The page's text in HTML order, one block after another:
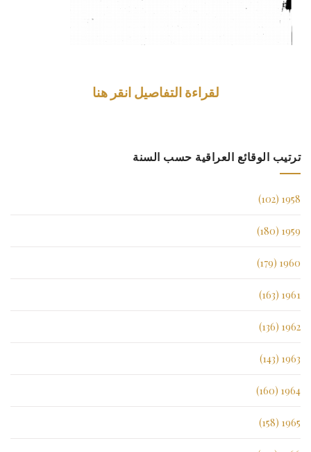
لقراءة التفاصيل انقر هنا
ترتيب الوقائع العراقية حسب السنة
1958 (102)
1959 (180)
1960 (179)
1961 (163)
1962 (136)
1963 (143)
1964 (160)
1965 (158)